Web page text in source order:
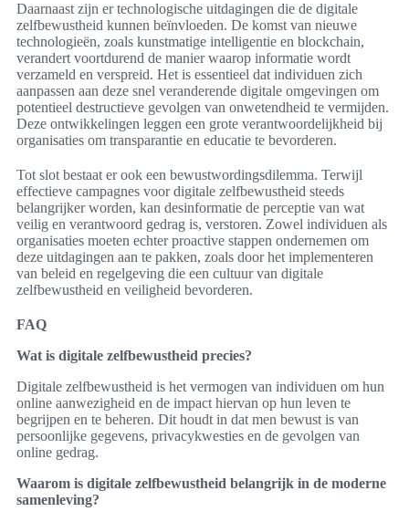
Daarnaast zijn er technologische uitdagingen die de digitale
zelfbewustheid kunnen beïnvloeden. De komst van nieuwe
technologieën, zoals kunstmatige intelligentie en blockchain,
verandert voortdurend de manier waarop informatie wordt
verzameld en verspreid. Het is essentieel dat individuen zich
aanpassen aan deze snel veranderende digitale omgevingen om
potentieel destructieve gevolgen van onwetendheid te vermijden.
Deze ontwikkelingen leggen een grote verantwoordelijkheid bij
organisaties om transparantie en educatie te bevorderen.
Tot slot bestaat er ook een bewustwordingsdilemma. Terwijl
effectieve campagnes voor digitale zelfbewustheid steeds
belangrijker worden, kan desinformatie de perceptie van wat
veilig en verantwoord gedrag is, verstoren. Zowel individuen als
organisaties moeten echter proactive stappen ondernemen om
deze uitdagingen aan te pakken, zoals door het implementeren
van beleid en regelgeving die een cultuur van digitale
zelfbewustheid en veiligheid bevorderen.
FAQ
Wat is digitale zelfbewustheid precies?
Digitale zelfbewustheid is het vermogen van individuen om hun
online aanwezigheid en de impact hiervan op hun leven te
begrijpen en te beheren. Dit houdt in dat men bewust is van
persoonlijke gegevens, privacykwesties en de gevolgen van
online gedrag.
Waarom is digitale zelfbewustheid belangrijk in de moderne
samenleving?